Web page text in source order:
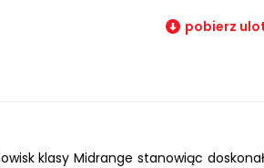
pobierz
klasy Midrange stanowiąc